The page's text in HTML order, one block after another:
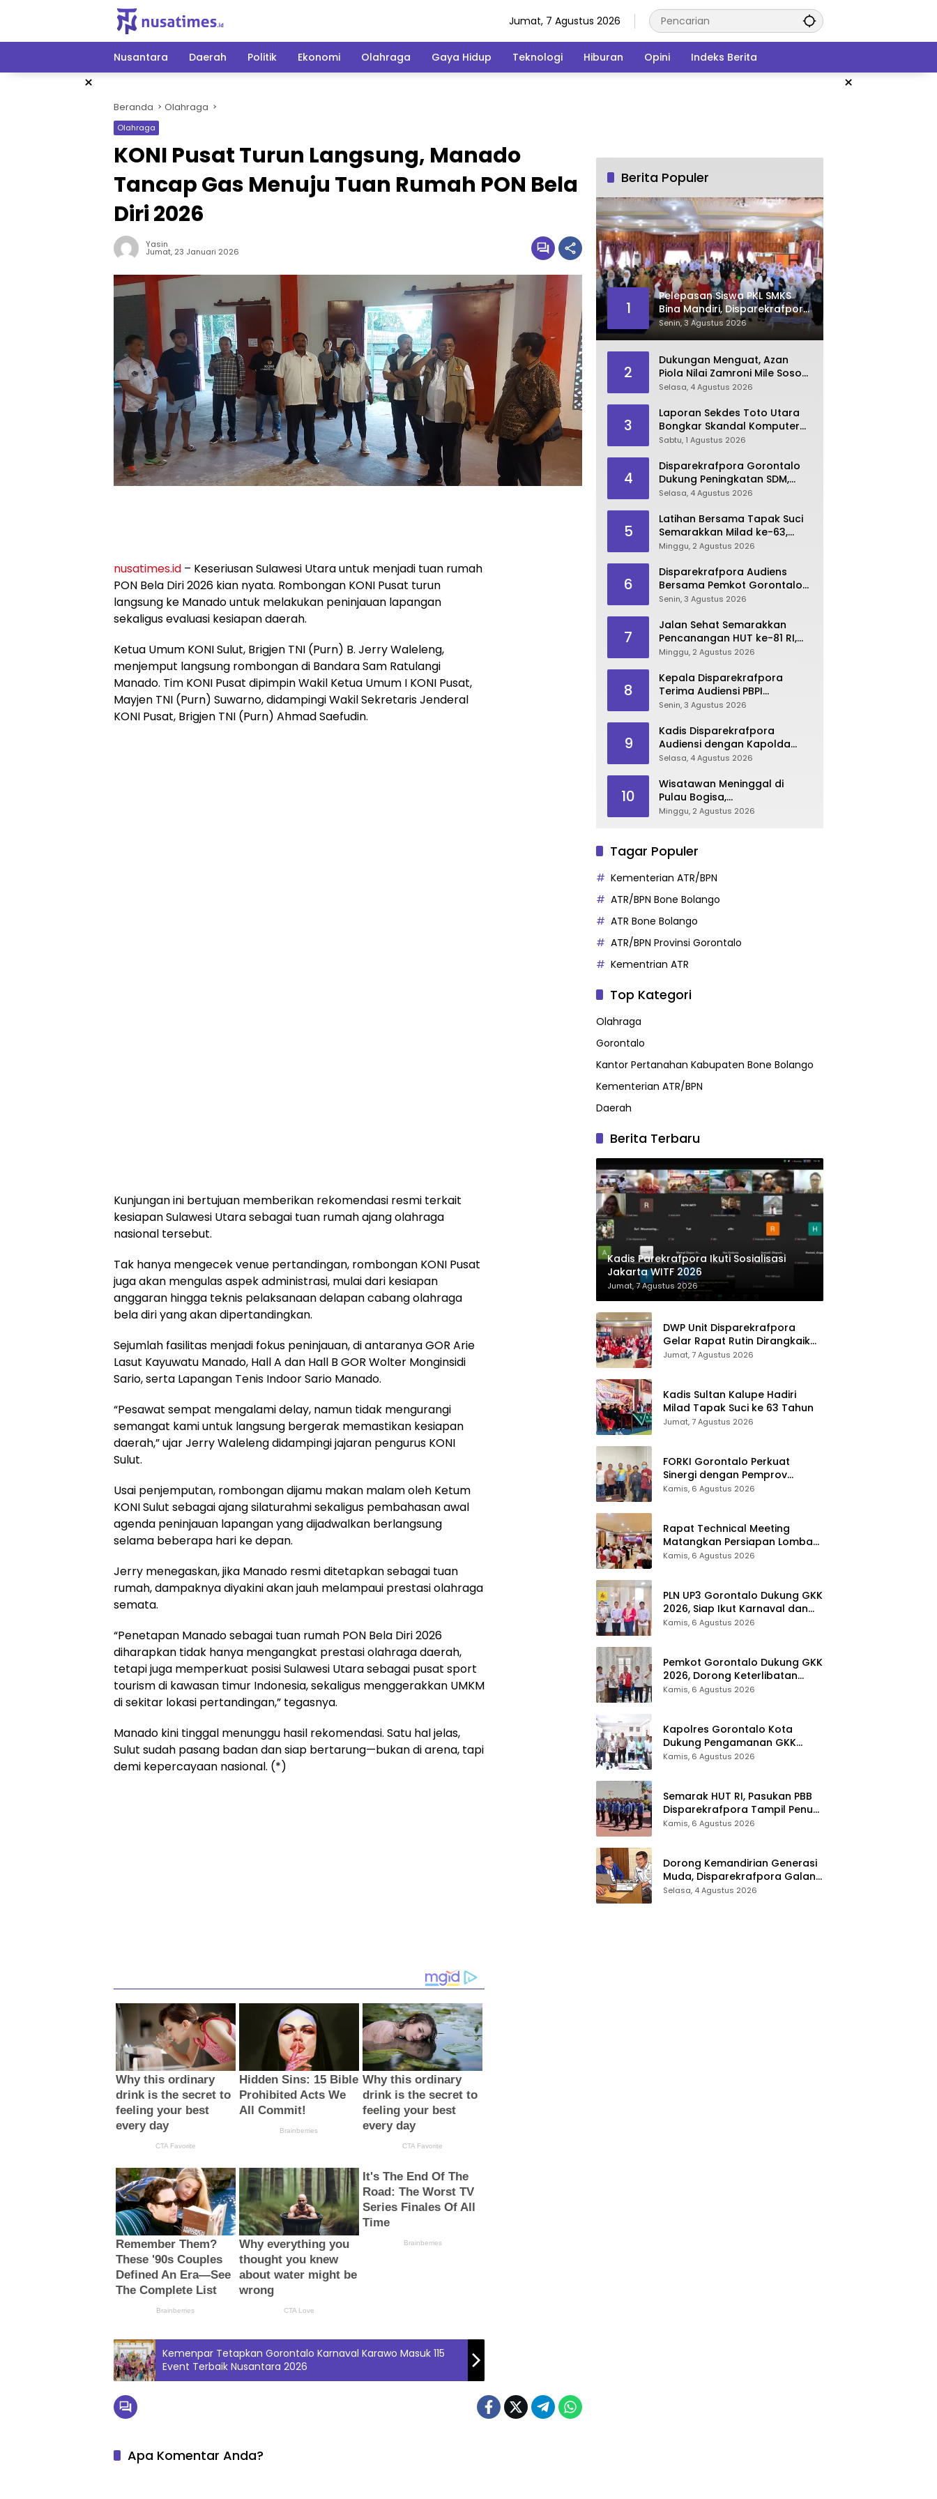
Jumat, 7 Agustus 2026
Nusantara Daerah Politik Ekonomi Olahraga Gaya Hidup Teknologi Hiburan Opini Indeks Berita
× ×
Beranda Olahraga
Olahraga
KONI Pusat Turun Langsung, Manado
Tancap Gas Menuju Tuan Rumah PON Bela
Diri 2026
Yasin
Jumat, 23 Januari 2026
nusatimes.id – Keseriusan Sulawesi Utara untuk menjadi tuan rumah
PON Bela Diri 2026 kian nyata. Rombongan KONI Pusat turun
langsung ke Manado untuk melakukan peninjauan lapangan
sekaligus evaluasi kesiapan daerah.
Ketua Umum KONI Sulut, Brigjen TNI (Purn) B. Jerry Waleleng,
menjemput langsung rombongan di Bandara Sam Ratulangi
Manado. Tim KONI Pusat dipimpin Wakil Ketua Umum I KONI Pusat,
Mayjen TNI (Purn) Suwarno, didampingi Wakil Sekretaris Jenderal
KONI Pusat, Brigjen TNI (Purn) Ahmad Saefudin.
Kunjungan ini bertujuan memberikan rekomendasi resmi terkait
kesiapan Sulawesi Utara sebagai tuan rumah ajang olahraga
nasional tersebut.
Tak hanya mengecek venue pertandingan, rombongan KONI Pusat
juga akan mengulas aspek administrasi, mulai dari kesiapan
anggaran hingga teknis pelaksanaan delapan cabang olahraga
bela diri yang akan dipertandingkan.
Sejumlah fasilitas menjadi fokus peninjauan, di antaranya GOR Arie
Lasut Kayuwatu Manado, Hall A dan Hall B GOR Wolter Monginsidi
Sario, serta Lapangan Tenis Indoor Sario Manado.
“Pesawat sempat mengalami delay, namun tidak mengurangi
semangat kami untuk langsung bergerak memastikan kesiapan
daerah,” ujar Jerry Waleleng didampingi jajaran pengurus KONI
Sulut.
Usai penjemputan, rombongan dijamu makan malam oleh Ketum
KONI Sulut sebagai ajang silaturahmi sekaligus pembahasan awal
agenda peninjauan lapangan yang dijadwalkan berlangsung
selama beberapa hari ke depan.
Jerry menegaskan, jika Manado resmi ditetapkan sebagai tuan
rumah, dampaknya diyakini akan jauh melampaui prestasi olahraga
semata.
“Penetapan Manado sebagai tuan rumah PON Bela Diri 2026
diharapkan tidak hanya mengangkat prestasi olahraga daerah,
tetapi juga memperkuat posisi Sulawesi Utara sebagai pusat sport
tourism di kawasan timur Indonesia, sekaligus menggerakkan UMKM
di sekitar lokasi pertandingan,” tegasnya.
Manado kini tinggal menunggu hasil rekomendasi. Satu hal jelas,
Sulut sudah pasang badan dan siap bertarung—bukan di arena, tapi
demi kepercayaan nasional. (*)
Kemenpar Tetapkan Gorontalo Karnaval Karawo Masuk 115
Event Terbaik Nusantara 2026
Apa Komentar Anda?
Berita Populer
1
Pelepasan Siswa PKL SMKS
Bina Mandiri, Disparekrafpora
Dorong Lahirnya SDM
Pariwisata Unggul
Senin, 3 Agustus 2026
2
Dukungan Menguat, Azan
Piola Nilai Zamroni Mile Sosok
Tepat Teruskan
Selasa, 4 Agustus 2026
3
Laporan Sekdes Toto Utara
Bongkar Skandal Komputer
‘Siluman’ 2025
Sabtu, 1 Agustus 2026
4
Disparekrafpora Gorontalo
Dukung Peningkatan SDM,
Berikan Rekomendasi Studi S3
Selasa, 4 Agustus 2026
5
Latihan Bersama Tapak Suci
Semarakkan Milad ke-63,
Sultan Kalupe Ajak Atlet
Minggu, 2 Agustus 2026
6
Disparekrafpora Audiens
Bersama Pemkot Gorontalo
Bahas Dukungan GKK 2026
Senin, 3 Agustus 2026
7
Jalan Sehat Semarakkan
Pencanangan HUT ke-81 RI,
Danau Perintis Jadi Etalase
Minggu, 2 Agustus 2026
8
Kepala Disparekrafpora
Terima Audiensi PBPI
Gorontalo.
Senin, 3 Agustus 2026
9
Kadis Disparekrafpora
Audiensi dengan Kapolda
Gorontalo, Perkuat Sinergi
Karnaval Karawo 2026
Selasa, 4 Agustus 2026
10
Wisatawan Meninggal di
Pulau Bogisa,
Disparekrafpora Sampaikan
Minggu, 2 Agustus 2026
Tagar Populer
Kementerian ATR/BPN
ATR/BPN Bone Bolango
ATR Bone Bolango
ATR/BPN Provinsi Gorontalo
Kementrian ATR
Top Kategori
Olahraga
Gorontalo
Kantor Pertanahan Kabupaten Bone Bolango
Kementerian ATR/BPN
Daerah
Berita Terbaru
Kadis Parekrafpora Ikuti Sosialisasi
Jakarta WITF 2026
Jumat, 7 Agustus 2026
DWP Unit Disparekrafpora
Gelar Rapat Rutin Dirangkaikan
Edukasi Manajemen Stres
Jumat, 7 Agustus 2026
Kadis Sultan Kalupe Hadiri
Milad Tapak Suci ke 63 Tahun
Jumat, 7 Agustus 2026
FORKI Gorontalo Perkuat
Sinergi dengan Pemprov
Jelang Kejurda Liga 1 Piala
Kamis, 6 Agustus 2026
Rapat Technical Meeting
Matangkan Persiapan Lomba
Olahraga Masyarakat Tingkat
Kamis, 6 Agustus 2026
PLN UP3 Gorontalo Dukung GKK
2026, Siap Ikut Karnaval dan
Pastikan Ketersediaan Listrik
Kamis, 6 Agustus 2026
Pemkot Gorontalo Dukung GKK
2026, Dorong Keterlibatan
UMKM dan Ekraf Lokal
Kamis, 6 Agustus 2026
Kapolres Gorontalo Kota
Dukung Pengamanan GKK
2026, Disparekrafpora Perkuat
Kamis, 6 Agustus 2026
Semarak HUT RI, Pasukan PBB
Disparekrafpora Tampil Penuh
Semangat
Kamis, 6 Agustus 2026
Dorong Kemandirian Generasi
Muda, Disparekrafpora Galang
Dukungan Penuh Para Aleg
Selasa, 4 Agustus 2026